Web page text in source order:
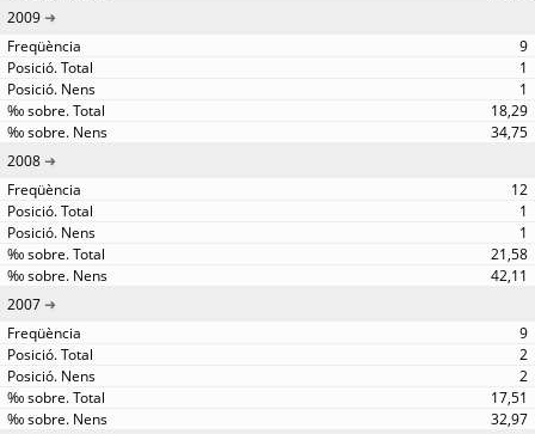
2009
9
1
1
18,29
34,75
2008
12
1
1
21,58
42,11
2007
9
2
2
17,51
32,97